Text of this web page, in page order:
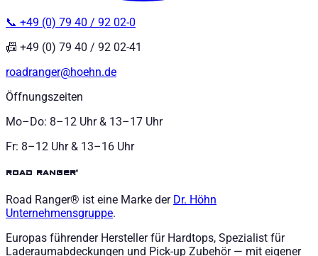
📞 +49 (0) 79 40 / 92 02-0
📠 +49 (0) 79 40 / 92 02-41
roadranger@hoehn.de
Öffnungszeiten
Mo–Do: 8–12 Uhr & 13–17 Uhr
Fr: 8–12 Uhr & 13–16 Uhr
road ranger®
Road Ranger® ist eine Marke der Dr. Höhn
Unternehmensgruppe.
Europas führender Hersteller für Hardtops, Spezialist für
Laderaumabdeckungen und Pick-up Zubehör — mit eigener